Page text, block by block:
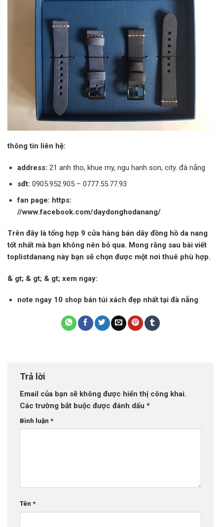
thông tin liên hệ:
address: 21 anh tho, khue my, ngu hanh son, city. đà nẵng
sđt: 0905.952.905 – 0777.55.77.93
fan page: https:
//www.facebook.com/daydonghodanang/
Trên đây là tổng hợp 9 cửa hàng bán dây đồng hồ da nang
tốt nhất mà bạn không nên bỏ qua. Mong rằng sau bài viết
toplistdanang này bạn sẽ chọn được một nơi thuê phù hợp.
& gt; & gt; & gt; xem ngay:
note ngay 10 shop bán túi xách đẹp nhất tại đà nẵng
Trả lời
Email của bạn sẽ không được hiển thị công khai.
Các trường bắt buộc được đánh dấu *
Bình luận *
Tên *